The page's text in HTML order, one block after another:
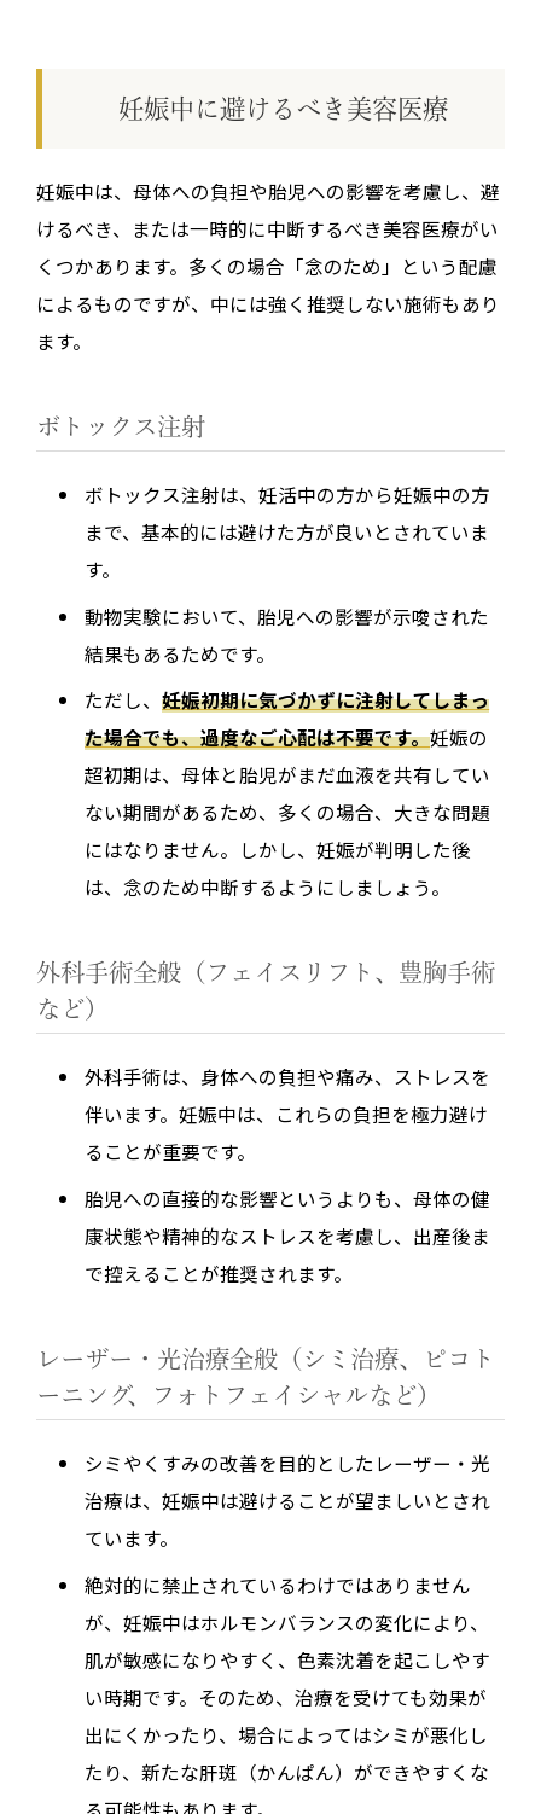
妊娠中に避けるべき美容医療
妊娠中は、母体への負担や胎児への影響を考慮し、避
けるべき、または一時的に中断するべき美容医療がい
くつかあります。多くの場合「念のため」という配慮
によるものですが、中には強く推奨しない施術もあり
ます。
ボトックス注射
ボトックス注射は、妊活中の方から妊娠中の方
まで、基本的には避けた方が良いとされていま
す。
動物実験において、胎児への影響が示唆された
結果もあるためです。
ただし、妊娠初期に気づかずに注射してしまっ
た場合でも、過度なご心配は不要です。妊娠の
超初期は、母体と胎児がまだ血液を共有してい
ない期間があるため、多くの場合、大きな問題
にはなりません。しかし、妊娠が判明した後
は、念のため中断するようにしましょう。
外科手術全般（フェイスリフト、豊胸手術
など）
外科手術は、身体への負担や痛み、ストレスを
伴います。妊娠中は、これらの負担を極力避け
ることが重要です。
胎児への直接的な影響というよりも、母体の健
康状態や精神的なストレスを考慮し、出産後ま
で控えることが推奨されます。
レーザー・光治療全般（シミ治療、ピコト
ーニング、フォトフェイシャルなど）
シミやくすみの改善を目的としたレーザー・光
治療は、妊娠中は避けることが望ましいとされ
ています。
絶対的に禁止されているわけではありません
が、妊娠中はホルモンバランスの変化により、
肌が敏感になりやすく、色素沈着を起こしやす
い時期です。そのため、治療を受けても効果が
出にくかったり、場合によってはシミが悪化し
たり、新たな肝斑（かんぱん）ができやすくな